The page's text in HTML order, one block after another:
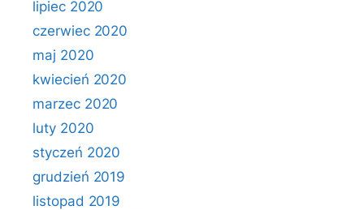
lipiec 2020
czerwiec 2020
maj 2020
kwiecień 2020
marzec 2020
luty 2020
styczeń 2020
grudzień 2019
listopad 2019